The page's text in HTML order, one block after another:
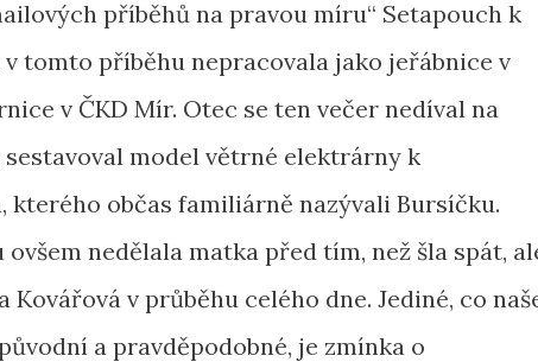
příběhů na pravou míru“ Setapouch k
tomto příběhu nepracovala jako jeřábnice v
v ČKD Mír. Otec se ten večer nedíval na
model větrné elektrárny k
kterého občas familiárně nazývali Bursíčku.
nedělala matka před tím, než šla spát,
v průběhu celého dne. Jediné, co
a pravděpodobné, je zmínka o